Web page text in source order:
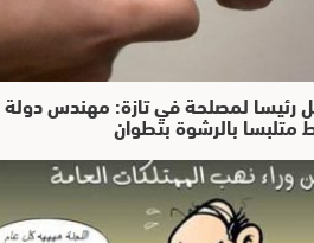
رئيسا لمصلحة في تازة: مهندس دولة
بالرشوة بتطوان